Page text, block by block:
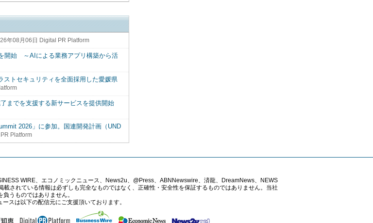
年08月06日 Digital PR Platform
開始 ～AIによる業務アプリ構築から活
ストセキュリティを全面採用した愛媛県
までを支援する新サービスを提供開始
2026」に参加。国連開発計画（UND
Platform
WIRE、エコノミックニュース、News2u、@Press、ABNNewswire、済龍、DreamNews、NEWS
されている情報は必ずしも完全なものではなく、正確性・安全性を保証するものではありません。当社
うものではありません。
ースは以下の配信元にご支援頂いております。